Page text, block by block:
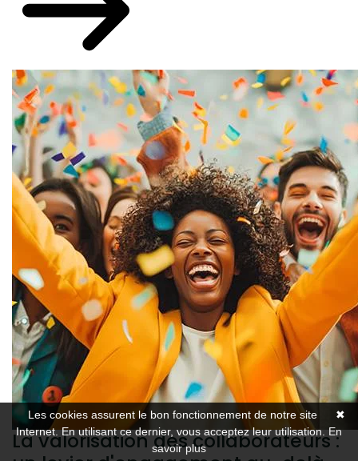
La valorisation des collaborateurs :
✖
Les cookies assurent le bon fonctionnement de notre site
Internet. En utilisant ce dernier, vous acceptez leur utilisation.En
savoir plus